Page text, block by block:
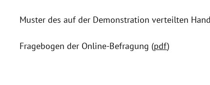
Muster des auf der Demonstration verteilten
Fragebogen der Online-Befragung (pdf)